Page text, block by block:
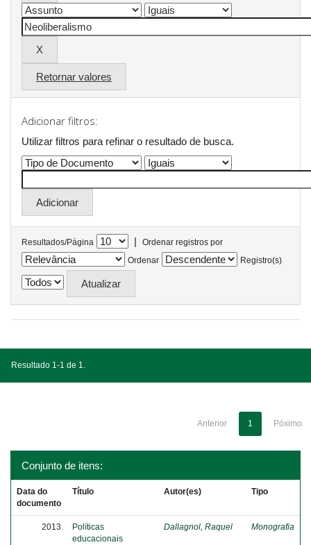
Retornar valores
Adicionar filtros:
Utilizar filtros para refinar o resultado de busca.
Resultados/Página |
Ordenar registros por
Ordenar
Registro(s)
Resultado 1-1 de 1.
Anterior 1 Póximo
Conjunto de itens:
Data do
documento
Título Autor(es) Tipo
2013
Políticas
educacionais
Dallagnol, Raquel Monografia